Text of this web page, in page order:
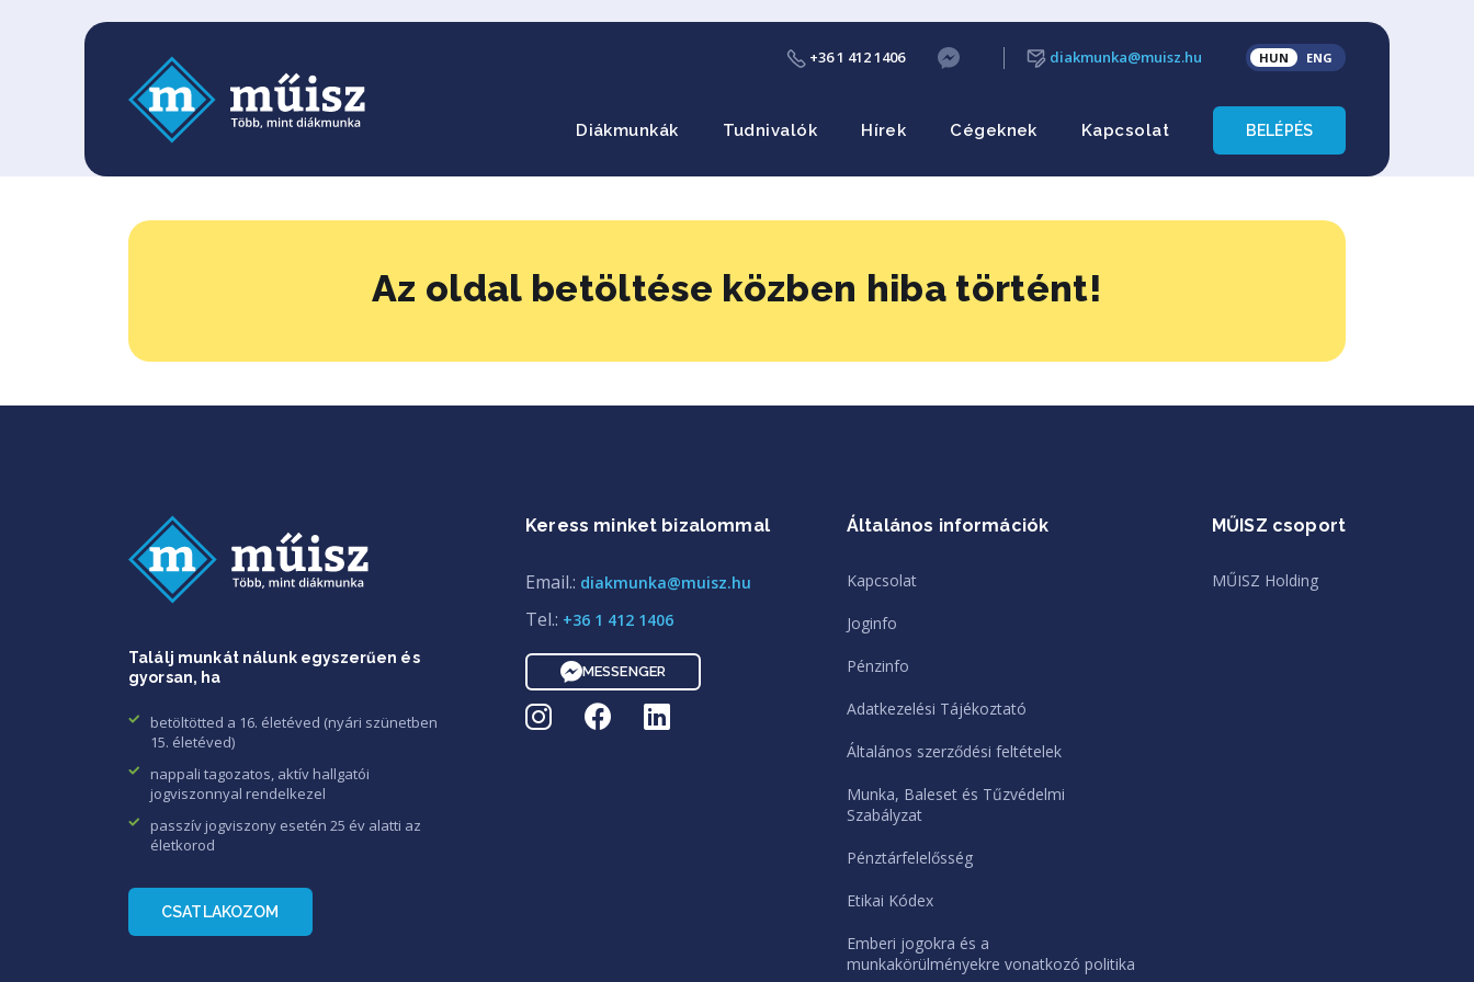
+36 1 412 1406 diakmunka@muisz.hu HUN ENG
Diákmunkák Tudnivalók Hírek Cégeknek Kapcsolat BELÉPÉS
Az oldal betöltése közben hiba történt!
Találj munkát nálunk egyszerűen és
gyorsan, ha
betöltötted a 16. életéved (nyári szünetben
15. életéved)
nappali tagozatos, aktív hallgatói
jogviszonnyal rendelkezel
passzív jogviszony esetén 25 év alatti az
életkorod
CSATLAKOZOM
Keress minket bizalommal
Email.: diakmunka@muisz.hu
Tel.: +36 1 412 1406
MESSENGER
Általános információk
Kapcsolat
Joginfo
Pénzinfo
Adatkezelési Tájékoztató
Általános szerződési feltételek
Munka, Baleset és Tűzvédelmi
Szabályzat
Pénztárfelelősség
Etikai Kódex
Emberi jogokra és a
munkakörülményekre vonatkozó politika
MŰISZ csoport
MŰISZ Holding